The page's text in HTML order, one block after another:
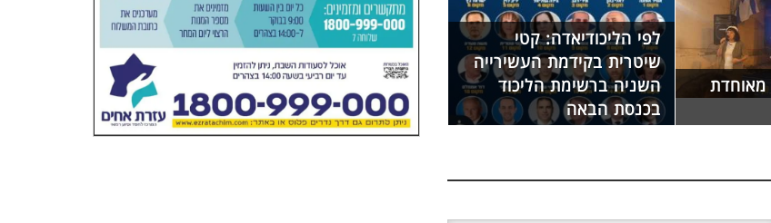
מאוחדת
לפי הליכודיאדה: קטי
שיטרית בקידמת העשירייה
השניה ברשימת הליכוד
בכנסת הבאה